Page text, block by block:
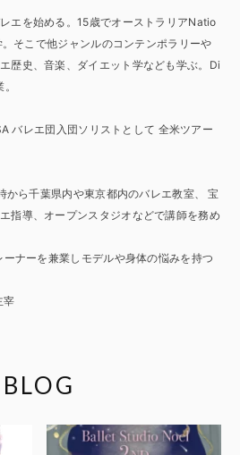
エを始める。15歳でオーストラリアNatio
そこで他ジャンルのコンテンポラリーや
歴史、音楽、ダイエット学なども学ぶ。Di
バレエ団入団ソリストとして 全米ツアー
から千葉県内や東京都内のバレエ教室、 宝
指導、オープンスタジオなどで講師を務め
ナーを兼業しモデルや身体の悩みを持つ
宰
BLOG